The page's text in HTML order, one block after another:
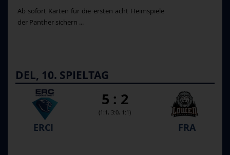
Ab sofort Karten für die ersten acht Heimspiele
der Panther sichern ...
DEL, 10. SPIELTAG
5 : 2
(1:1, 3:0, 1:1)
ERCI FRA